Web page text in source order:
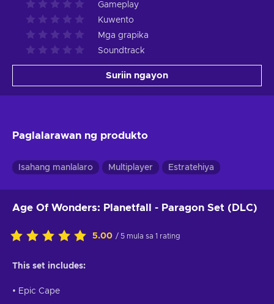
Gameplay
Kuwento
Mga grapika
Soundtrack
Suriin ngayon
Paglalarawan ng produkto
Isahang manlalaro Multiplayer Estratehiya
Age Of Wonders: Planetfall - Paragon Set (DLC)
5.00 / 5 mula sa 1 rating
This set includes:
• Epic Cape